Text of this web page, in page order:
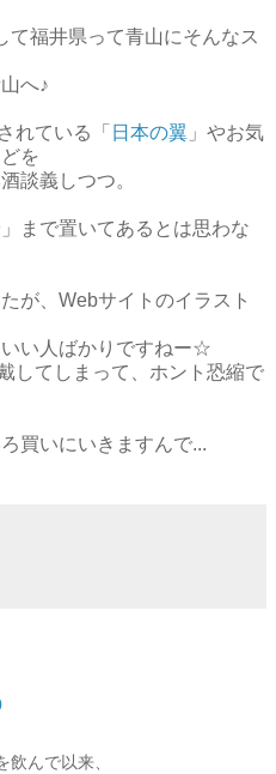
福井県って青山にそんなス
へ♪
れている「 日本の翼 」やお気
を
談義しつつ。
」まで置いてあるとは思わな
が、Webサイトのイラスト
い人ばかりですねー☆
してしまって、ホント恐縮で
買いにいきますんで...
飲んで以来、